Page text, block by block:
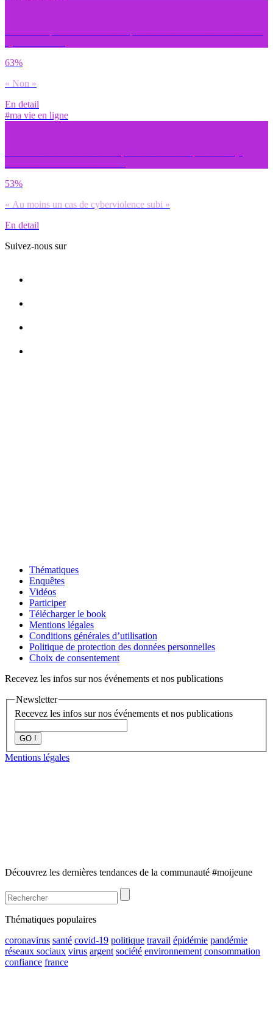
63%
« Non »
En detail
#ma vie en ligne
53%
« Au moins un cas de cyberviolence subi »
En detail
Suivez-nous sur
Thématiques
Enquêtes
Vidéos
Participer
Télécharger le book
Mentions légales
Conditions générales d’utilisation
Politique de protection des données personnelles
Choix de consentement
Recevez les infos sur nos événements et nos publications
Newsletter
Recevez les infos sur nos événements et nos publications
GO !
Mentions légales
Découvrez les dernières tendances de la communauté #moijeune
Thématiques populaires
coronavirus santé covid-19 politique travail épidémie pandémie
réseaux sociaux virus argent société environnement consommation
confiance france